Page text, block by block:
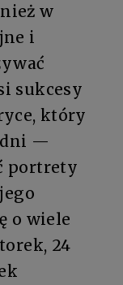
w
i
sukcesy
który
—
portrety
o wiele
24